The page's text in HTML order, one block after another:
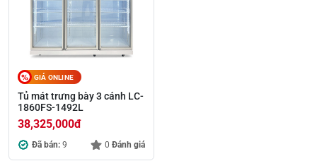
GIÁ ONLINE
Tủ mát trưng bày 3 cánh LC-
1860FS-1492L
38,325,000đ
Đã bán: 9 0 Đánh giá